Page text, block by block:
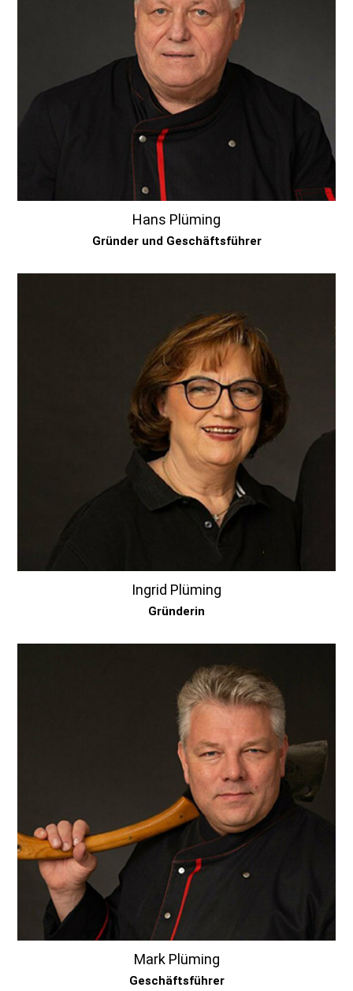
Hans Plüming
Gründer und Geschäftsführer
Ingrid Plüming
Gründerin
Mark Plüming
Geschäftsführer